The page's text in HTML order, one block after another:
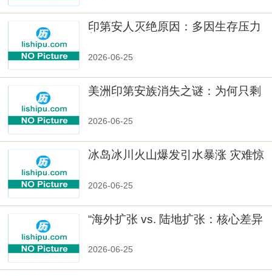
印第安人灭绝原因：多因生存压力
2026-06-25
美洲印第安族消失之谜：为何只剩
2026-06-25
冰岛冰川火山爆发引水暴涨 灾难惊
2026-06-25
“海外扩张 vs. 陆地扩张：核心差异
2026-06-25